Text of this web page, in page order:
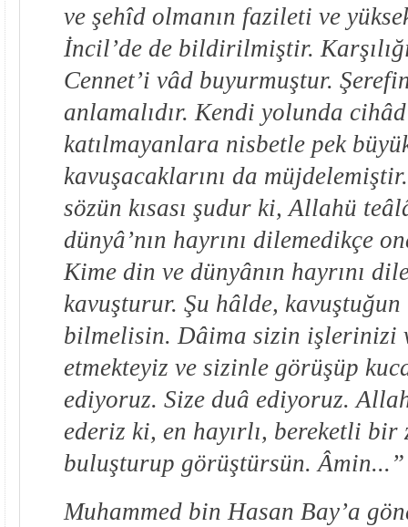
ve şehîd olmanın fazileti ve
İncil’de de bildirilmiştir.
Cennet’i vâd buyurmuştur.
anlamalıdır. Kendi yolunda
katılmayanlara nisbetle pek
kavuşacaklarını da
sözün kısası şudur ki, Allahü
dünyâ’nın hayrını dilemedikçe
Kime din ve dünyânın hayrını
kavuşturur. Şu hâlde,
bilmelisin. Dâima sizin işlerinizi
etmekteyiz ve sizinle görüşüp
ediyoruz. Size duâ ediyoruz.
ederiz ki, en hayırlı, bereketli bir
buluşturup görüştürsün. Âmin...”
Muhammed bin Hasan Bay’a